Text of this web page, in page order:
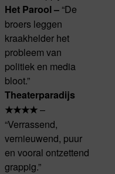
Het Parool – “De
broers leggen
kraakhelder het
probleem van
politiek en media
bloot.”
Theaterparadijs
★★★★–
“Verrassend,
vernieuwend, puur
en vooral ontzettend
grappig.”